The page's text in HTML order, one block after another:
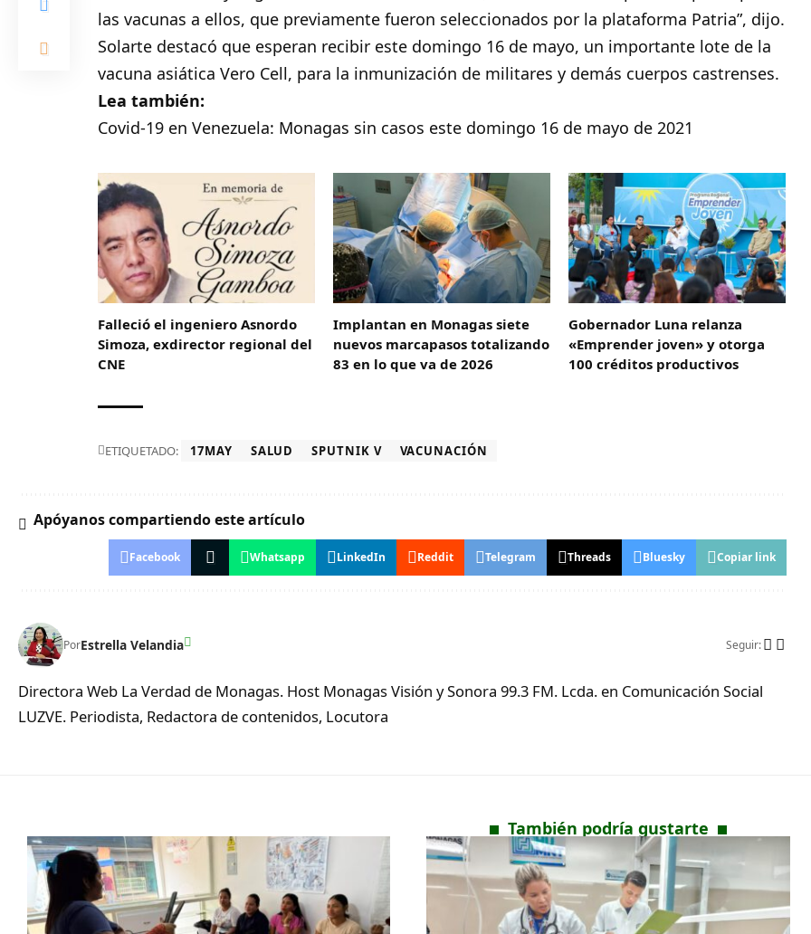
las vacunas a ellos, que previamente fueron seleccionados por la plataforma Patria”, dijo.
Solarte destacó que esperan recibir este domingo 16 de mayo, un importante lote de la
vacuna asiática Vero Cell, para la inmunización de militares y demás cuerpos castrenses.
Lea también:
Covid-19 en Venezuela: Monagas sin casos este domingo 16 de mayo de 2021
Falleció el ingeniero Asnordo
Simoza, exdirector regional del
CNE
Implantan en Monagas siete
nuevos marcapasos totalizando
83 en lo que va de 2026
Gobernador Luna relanza
«Emprender joven» y otorga
100 créditos productivos
ETIQUETADO: 17MAY SALUD SPUTNIK V VACUNACIÓN
Apóyanos compartiendo este artículo
Facebook Whatsapp LinkedIn Reddit Telegram Threads Bluesky Copiar link
PorEstrella Velandia Seguir:
Directora Web La Verdad de Monagas. Host Monagas Visión y Sonora 99.3 FM. Lcda. en Comunicación Social
LUZVE. Periodista, Redactora de contenidos, Locutora
También podría gustarte